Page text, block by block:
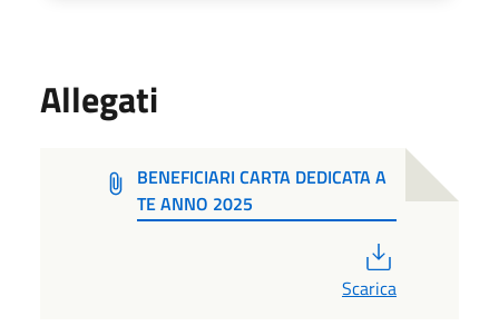
Allegati
BENEFICIARI CARTA DEDICATA A
TE ANNO 2025
Scarica